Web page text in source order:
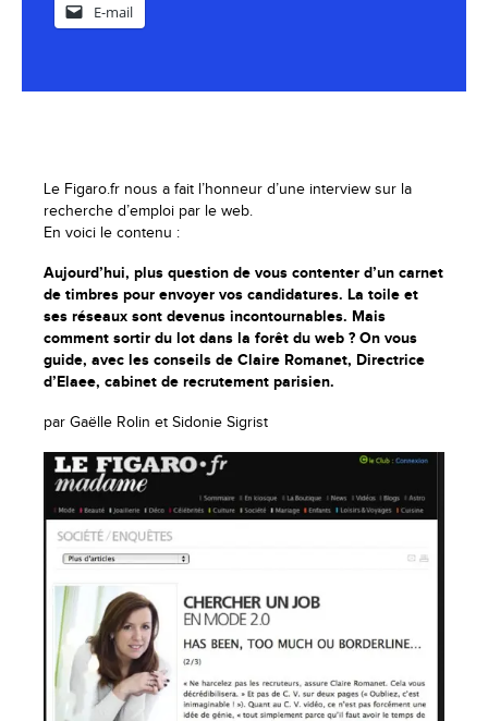
E-mail
Le Figaro.fr nous a fait l’honneur d’une interview sur la
recherche d’emploi par le web.
En voici le contenu :
Aujourd’hui, plus question de vous contenter d’un carnet
de timbres pour envoyer vos candidatures. La toile et
ses réseaux sont devenus incontournables. Mais
comment sortir du lot dans la forêt du web ? On vous
guide, avec les conseils de Claire Romanet, Directrice
d’Elaee, cabinet de recrutement parisien.
par Gaëlle Rolin et Sidonie Sigrist